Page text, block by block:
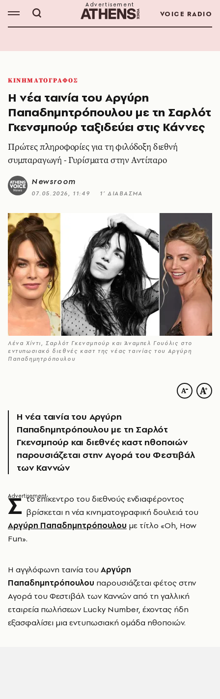
VOICE RADIO
ΚΙΝΗΜΑΤΟΓΡΑΦΟΣ
Η νέα ταινία του Αργύρη
Παπαδημητρόπουλου με τη Σαρλότ
Γκενσμπούρ ταξιδεύει στις Κάννες
Πρώτες πληροφορίες για τη φιλόδοξη διεθνή
συμπαραγωγή - Γυρίσματα στην Αντίπαρο
Newsroom
07.05.2026, 11:49 1’ ΔΙΑΒΑΣΜΑ
Λένα Χίντι, Σαρλότ Γκενσμπούρ και Άναμπελ Γουόλις στο
εντυπωσιακό διεθνές καστ της νέας ταινίας του Αργύρη
Παπαδημητρόπουλου
Η νέα ταινία του Αργύρη
Παπαδημητρόπουλου με τη Σαρλότ
Γκενσμπούρ και διεθνές καστ ηθοποιών
παρουσιάζεται στην Αγορά του Φεστιβάλ
των Καννών
Σ το επίκεντρο του διεθνούς ενδιαφέροντος
βρίσκεται η νέα κινηματογραφική δουλειά του
Αργύρη Παπαδημητρόπουλου με τίτλο «Oh, How
Fun».
Η αγγλόφωνη ταινία του Αργύρη
Παπαδημητρόπουλου παρουσιάζεται φέτος στην
Αγορά του Φεστιβάλ των Καννών από τη γαλλική
εταιρεία πωλήσεων Lucky Number, έχοντας ήδη
εξασφαλίσει μια εντυπωσιακή ομάδα ηθοποιών.